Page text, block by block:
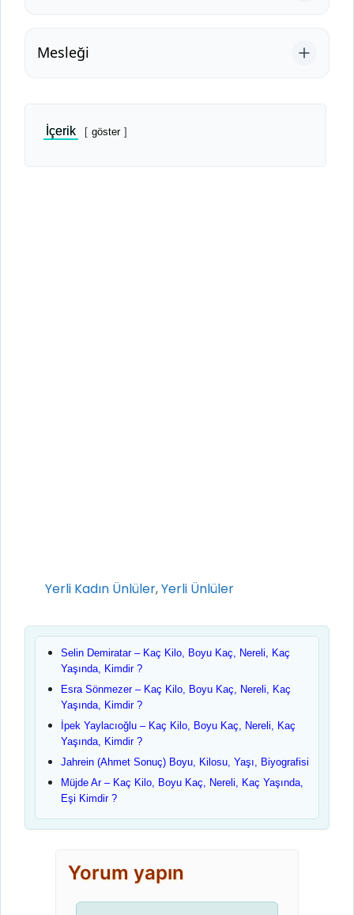
Mesleği
İçerik göster
Kategoriler
Yerli Kadın Ünlüler,Yerli Ünlüler
Selin Demiratar – Kaç Kilo, Boyu Kaç, Nereli, Kaç
Yaşında, Kimdir ?
Esra Sönmezer – Kaç Kilo, Boyu Kaç, Nereli, Kaç
Yaşında, Kimdir ?
İpek Yaylacıoğlu – Kaç Kilo, Boyu Kaç, Nereli, Kaç
Yaşında, Kimdir ?
Jahrein (Ahmet Sonuç) Boyu, Kilosu, Yaşı, Biyografisi
Müjde Ar – Kaç Kilo, Boyu Kaç, Nereli, Kaç Yaşında,
Eşi Kimdir ?
Yorum yapın